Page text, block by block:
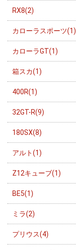
RX8(2)
カローラスポーツ(1)
カローラGT(1)
箱スカ(1)
400R(1)
32GT-R(9)
180SX(8)
アルト(1)
Z12キューブ(1)
BE5(1)
ミラ(2)
プリウス(4)